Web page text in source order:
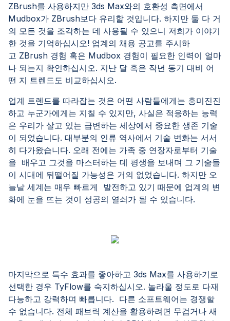
ZBrush를 사용하지만 3ds Max와의 호환성 측면에서
Mudbox가 ZBrush보다 유리할 것입니다. 하지만 둘 다 거
의 모든 것을 조각하는 데 사용될 수 있으니 저희가 이야기
한 것을 기억하십시오! 업계의 채용 공고를 주시하
고 ZBrush 경험 혹은 Mudbox 경험이 필요한 인력이 얼마
나 되는지 확인하십시오. 지난 달 혹은 작년 동기 대비 어
떤 지 트렌드도 비교하십시오.
업계 트렌드를 따라잡는 것은 어떤 사람들에게는 흥미진진
하고 누군가에게는 지칠 수 있지만, 사실은 적응하는 능력
은 우리가 살고 있는 급변하는 세상에서 중요한 생존 기술
이 되었습니다. 대부분의 인류 역사에서 기술 변화는 서서
히 다가왔습니다. 오래 전에는 가족 중 연장자로부터 기술
을 배우고 그것을 마스터하는 데 평생을 보내며 그 기술들
이 시대에 뒤떨어질 가능성은 거의 없었습니다. 하지만 오
늘날 세계는 매우 빠르게 발전하고 있기 때문에 업계의 변
화에 눈을 뜨는 것이 성공의 열쇠가 될 수 있습니다.
마지막으로 특수 효과를 좋아하고 3ds Max를 사용하기로
선택한 경우 TyFlow를 숙지하십시오. 놀라울 정도로 다재
다능하고 강력하며 빠릅니다. 다른 소프트웨어는 경쟁할
수 없습니다. 전체 패브릭 계산을 활용하려면 무겁거나 새